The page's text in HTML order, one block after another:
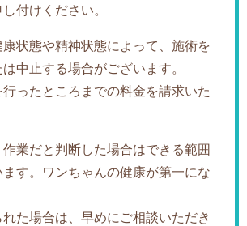
付けください。
状態や精神状態によって、施術を
中止する場合がございます。
ったところまでの料金を請求いた
業だと判断した場合はできる範囲
す。ワンちゃんの健康が第一にな
た場合は、早めにご相談いただき